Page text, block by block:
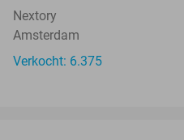
Nextory
Amsterdam
Verkocht: 6.375